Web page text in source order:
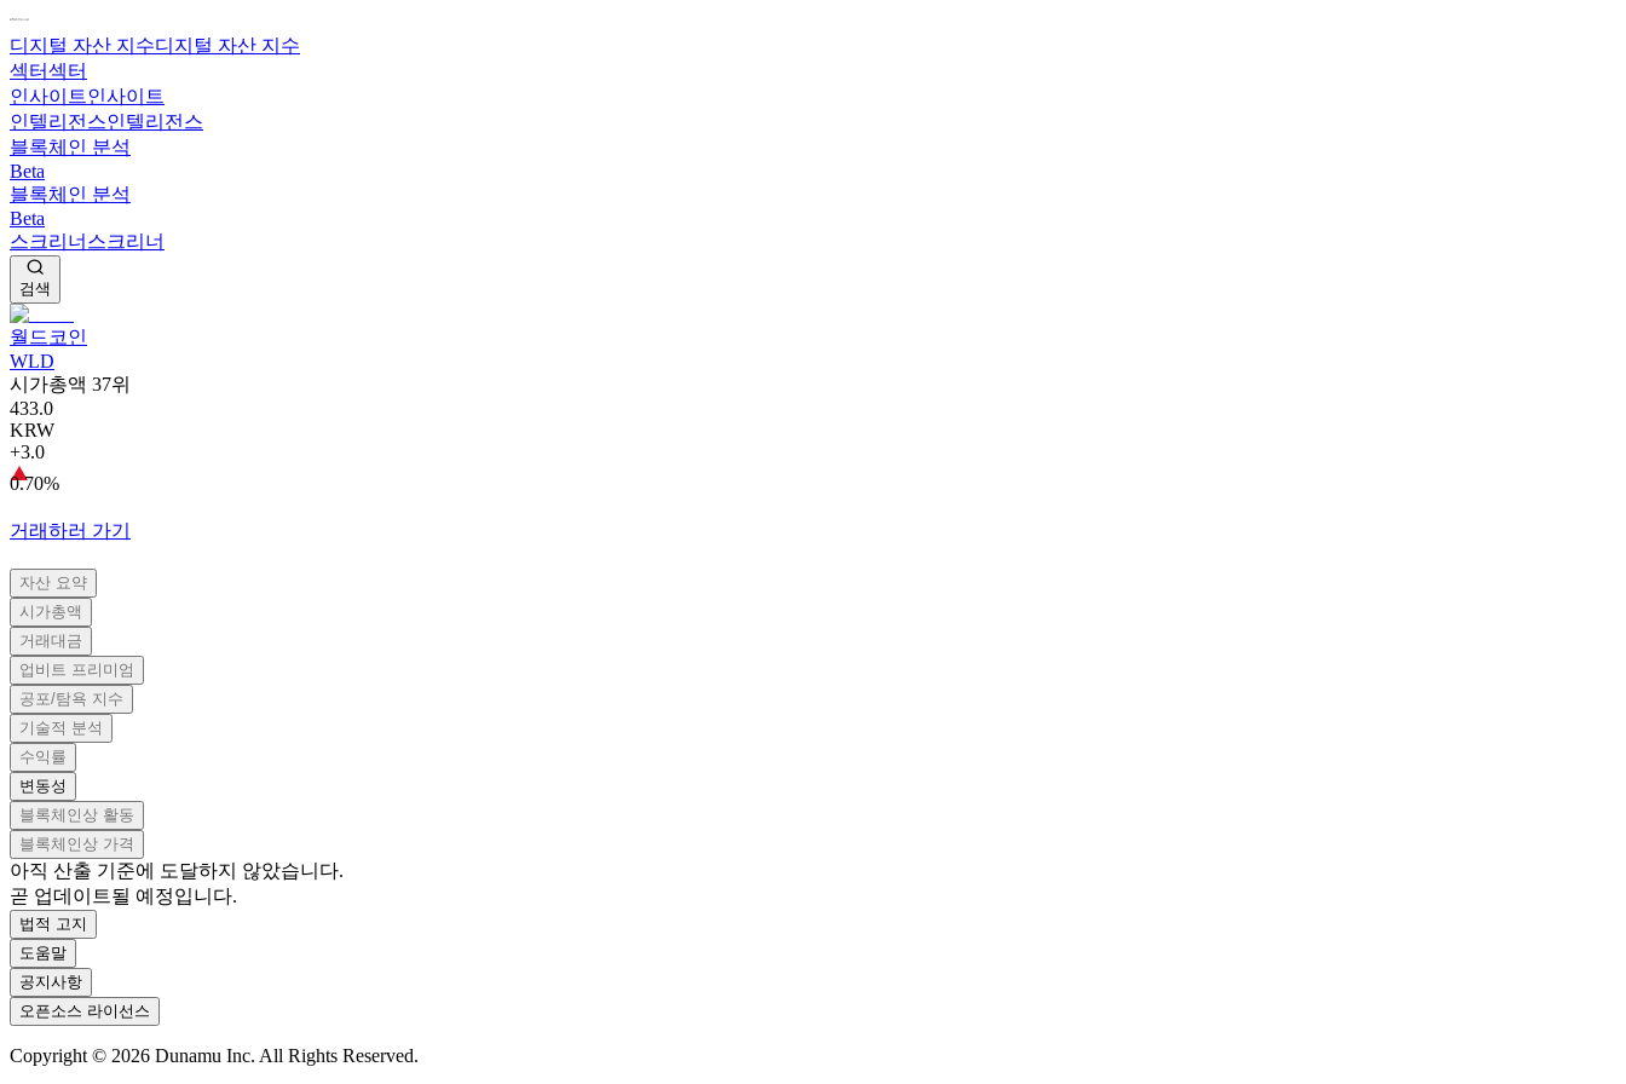
디지털 자산 지수디지털 자산 지수
섹터섹터
인사이트인사이트
인텔리전스인텔리전스
블록체인 분석
Beta
블록체인 분석
Beta
스크리너 스크리너
검색
월드코인
WLD
시가총액 37위
433.0
KRW
+3.0
0.70%
거래하러 가기
자산 요약
시가총액
거래대금
업비트 프리미엄
공포/탐욕 지수
기술적 분석
수익률
변동성
블록체인상 활동
블록체인상 가격
아직 산출 기준에 도달하지 않았습니다.
곧 업데이트될 예정입니다.
법적 고지
도움말
공지사항
오픈소스 라이선스
Copyright © 2026 Dunamu Inc. All Rights Reserved.